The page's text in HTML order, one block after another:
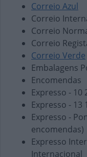
Correio Azul
Correio
Correio
Correio
Correio Verde
Embalagens
Encomendas
Expresso - 10
Expresso - 13
Expresso -
encomendas)
Expresso
Internacional